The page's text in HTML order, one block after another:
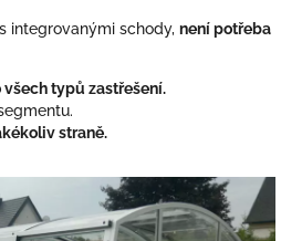
integrovanými schody, není potřeba
typů zastřešení.
straně.